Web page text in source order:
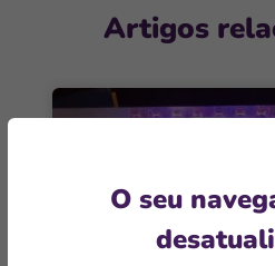
Artigos
O seu